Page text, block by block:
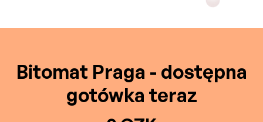
Bitomat Praga - dostępna
gotówka teraz